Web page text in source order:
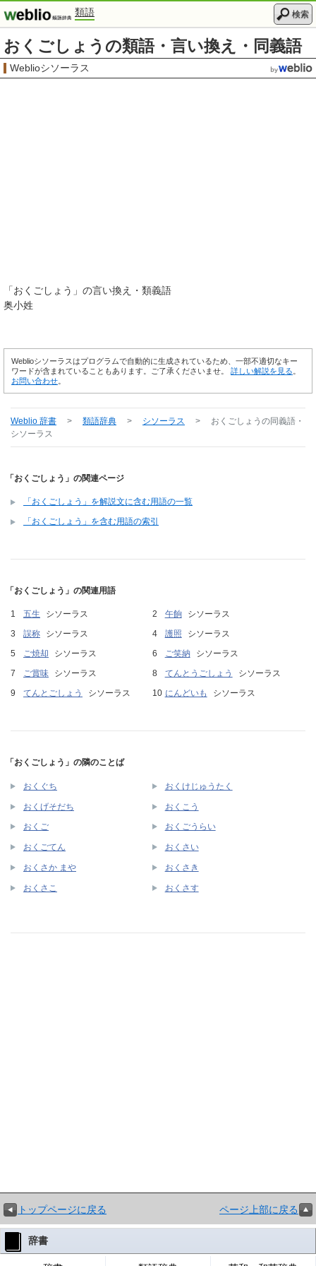
類語 検索
おくごしょうの類語・言い換え・同義語
Weblioシソーラス
「おくごしょう 」の言い換え・類義語
奥小姓
Weblioシソーラスはプログラムで自動的に生成されているため、一部不適切なキー
ワードが含まれていることもあります。ご了承くださいませ。 詳しい解説を見る
お問い合わせ
Weblio 辞書 > 類語辞典 > シソーラス > おくごしょう の同義語・
シソーラス
「おくごしょう」の関連ページ
「おくごしょう」を解説文に含む用語の一覧
「おくごしょう」を含む用語の索引
「おくごしょう」の関連用語
五生 シソーラス 午餉
シソーラス
誤称
シソーラス 護照
シソーラス
ご焼却
シソーラス ご笑納
シソーラス
ご賞味
シソーラス てんとうごしょう
シソーラス
てんとごしょう
シソーラス にんどいも シソーラス
「おくごしょう」の隣のことば
おくぐち おくけじゅうたく
おくげそだち おくこう
おくご おくごうらい
おくごてん おくさい
おくさか まや おくさき
おくさこ おくさす
トップページに戻る ページ上部に戻る
辞書